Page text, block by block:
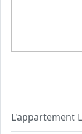
L'appartement